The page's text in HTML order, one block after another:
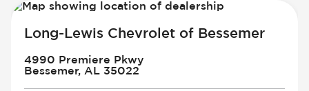
Long-Lewis Chevrolet of Bessemer
4990 Premiere Pkwy
Bessemer, AL 35022